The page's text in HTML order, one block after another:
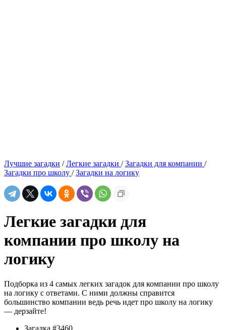
Лучшие загадки / Легкие загадки / Загадки для компании /
Загадки про школу / Загадки на логику
Легкие загадки для
компании про школу на
логику
Подборка из 4 самых легких загадок для компании про школу
на логику с ответами. С ними должны справится
большинство компании ведь речь идет про школу на логику
— дерзайте!
Загадка #3460